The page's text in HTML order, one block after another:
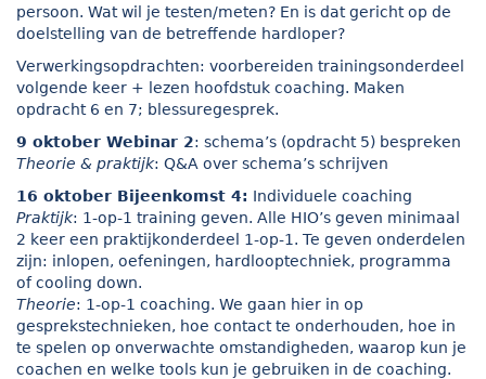
persoon. Wat wil je testen/meten? En is dat gericht op de
doelstelling van de betreffende hardloper?
Verwerkingsopdrachten: voorbereiden trainingsonderdeel
volgende keer + lezen hoofdstuk coaching. Maken
opdracht 6 en 7; blessuregesprek.
9 oktober Webinar 2: schema’s (opdracht 5) bespreken
Theorie & praktijk: Q&A over schema’s schrijven
16 oktober Bijeenkomst 4: Individuele coaching
Praktijk: 1-op-1 training geven. Alle HIO’s geven minimaal
2 keer een praktijkonderdeel 1-op-1. Te geven onderdelen
zijn: inlopen, oefeningen, hardlooptechniek, programma
of cooling down.
Theorie: 1-op-1 coaching. We gaan hier in op
gesprekstechnieken, hoe contact te onderhouden, hoe in
te spelen op onverwachte omstandigheden, waarop kun je
coachen en welke tools kun je gebruiken in de coaching.